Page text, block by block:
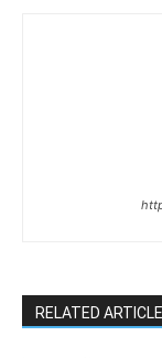
RELATED